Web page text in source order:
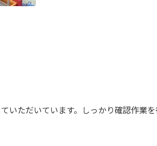
いただいています。しっかり確認作業